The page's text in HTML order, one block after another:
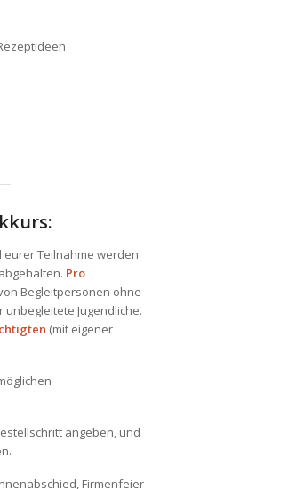
eurer Teilnahme werden
abgehalten. Pro
Begleitpersonen ohne
unbegleitete Jugendliche.
(mit eigener
angeben, und
Firmenfeier